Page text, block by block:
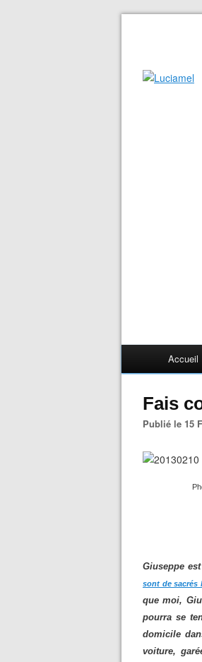
Accueil
Fais
Publié le 15
Giuseppe
sont de sacrés
que moi,
pourra se
domicile
voiture,